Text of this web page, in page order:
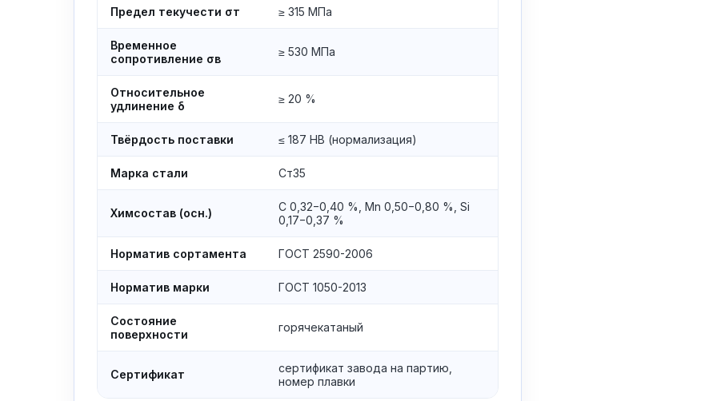
Предел текучести σт ≥ 315 МПа
Временное
сопротивление σв
≥ 530 МПа
Относительное
удлинение δ
≥ 20 %
Твёрдость поставки ≤ 187 HB (нормализация)
Марка стали Ст35
Химсостав (осн.)
C 0,32−0,40 %, Mn 0,50−0,80 %, Si
0,17−0,37 %
Норматив сортамента ГОСТ 2590-2006
Норматив марки ГОСТ 1050-2013
Состояние
поверхности
горячекатаный
Сертификат
сертификат завода на партию,
номер плавки